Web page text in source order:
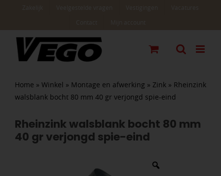
Home » Winkel » Montage en afwerking » Zink» Rheinzink
walsblank bocht 80 mm 40 gr verjongd spie-eind
Rheinzink walsblank bocht 80 mm
40 gr verjongd spie-eind